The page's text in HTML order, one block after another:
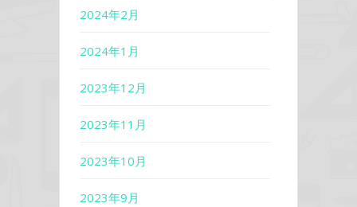
2024年2月
2024年1月
2023年12月
2023年11月
2023年10月
2023年9月